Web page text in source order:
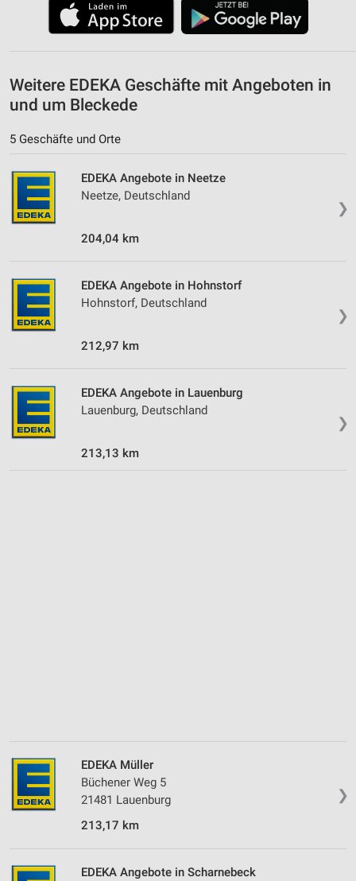
Weitere EDEKA Geschäfte mit Angeboten in
und um Bleckede
5 Geschäfte und Orte
❯
EDEKA Angebote in Neetze
Neetze, Deutschland
204,04 km
❯
EDEKA Angebote in Hohnstorf
Hohnstorf, Deutschland
212,97 km
❯
EDEKA Angebote in Lauenburg
Lauenburg, Deutschland
213,13 km
❯
EDEKA Müller
Büchener Weg 5
21481 Lauenburg
213,17 km
EDEKA Angebote in Scharnebeck
Nicht-IAB-Verarbeitungszwecke:
Notwendig
Funktional